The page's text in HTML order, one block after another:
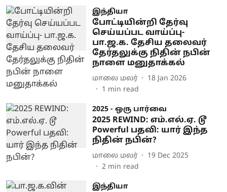
இந்தியா
போட்டியின்றி தேர்வு
செய்யப்பட வாய்ப்பு-
பா.ஜ.க. தேசிய தலைவர்
தேர்தலுக்கு நிதின் நபின்
நாளை மனுதாக்கல்
மாலை மலர்
18 Jan 2026
1 min read
2025 - ஒரு பார்வை
2025 REWIND: எம்.எல்.ஏ. டூ
Powerful பதவி: யார் இந்த
நிதின் நபின்?
மாலை மலர்
19 Dec 2025
2 min read
இந்தியா